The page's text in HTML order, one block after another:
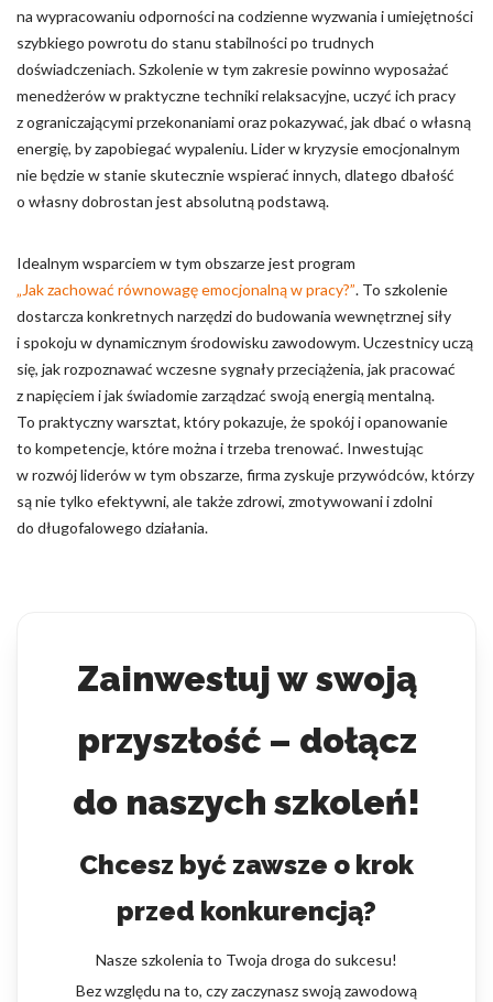
na wypracowaniu odporności na codzienne wyzwania i umiejętności
szybkiego powrotu do stanu stabilności po trudnych
doświadczeniach. Szkolenie w tym zakresie powinno wyposażać
menedżerów w praktyczne techniki relaksacyjne, uczyć ich pracy
z ograniczającymi przekonaniami oraz pokazywać, jak dbać o własną
energię, by zapobiegać wypaleniu. Lider w kryzysie emocjonalnym
nie będzie w stanie skutecznie wspierać innych, dlatego dbałość
o własny dobrostan jest absolutną podstawą.
Idealnym wsparciem w tym obszarze jest program
„Jak zachować równowagę emocjonalną w pracy?”. To szkolenie
dostarcza konkretnych narzędzi do budowania wewnętrznej siły
i spokoju w dynamicznym środowisku zawodowym. Uczestnicy uczą
się, jak rozpoznawać wczesne sygnały przeciążenia, jak pracować
z napięciem i jak świadomie zarządzać swoją energią mentalną.
To praktyczny warsztat, który pokazuje, że spokój i opanowanie
to kompetencje, które można i trzeba trenować. Inwestując
w rozwój liderów w tym obszarze, firma zyskuje przywódców, którzy
są nie tylko efektywni, ale także zdrowi, zmotywowani i zdolni
do długofalowego działania.
Zainwestuj w swoją
przyszłość – dołącz
do naszych szkoleń!
Chcesz być zawsze o krok
przed konkurencją?
Nasze szkolenia to Twoja droga do sukcesu!
Bez względu na to, czy zaczynasz swoją zawodową